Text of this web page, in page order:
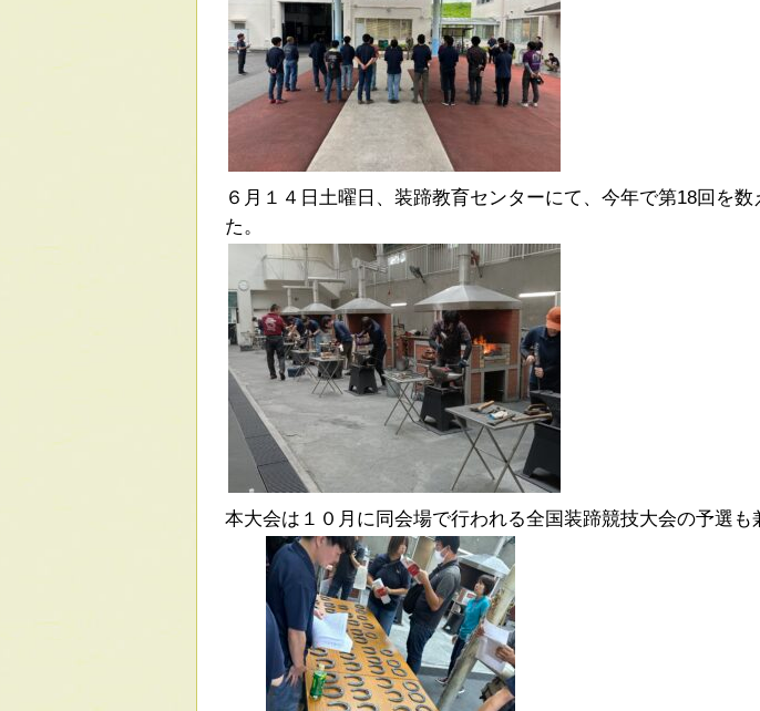
６月１４日土曜日、装蹄教育センターにて、今年で第18回を
た。
本大会は１０月に同会場で行われる全国装蹄競技大会の予選